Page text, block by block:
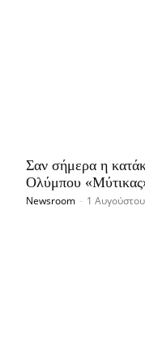
Σαν σήμερα η
Ολύμπου
Newsroom - 1